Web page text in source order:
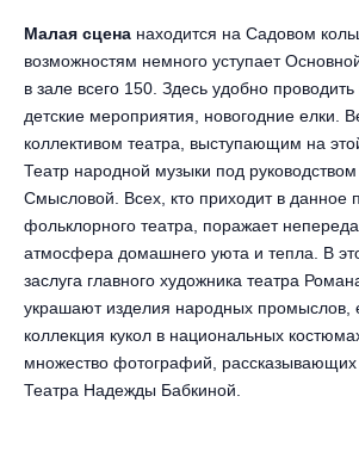
Малая сцена находится на Садовом
возможностям немного уступает
в зале всего 150. Здесь удобно
детские мероприятия, новогодние елки.
коллективом театра, выступающим на
Театр народной музыки под
Смысловой. Всех, кто приходит в данное
фольклорного театра, поражает
атмосфера домашнего уюта и тепла. В
заслуга главного художника театра
украшают изделия народных промыслов,
коллекция кукол в национальных
множество фотографий, рассказывающих
Театра Надежды Бабкиной.